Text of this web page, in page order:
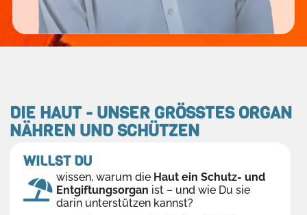
DIE HAUT - UNSER GRÖSSTES ORGAN
NÄHREN UND SCHÜTZEN
WILLST DU
wissen, warum die Haut ein Schutz- und
Entgiftungsorgan ist – und wie Du sie
darin unterstützen kannst?